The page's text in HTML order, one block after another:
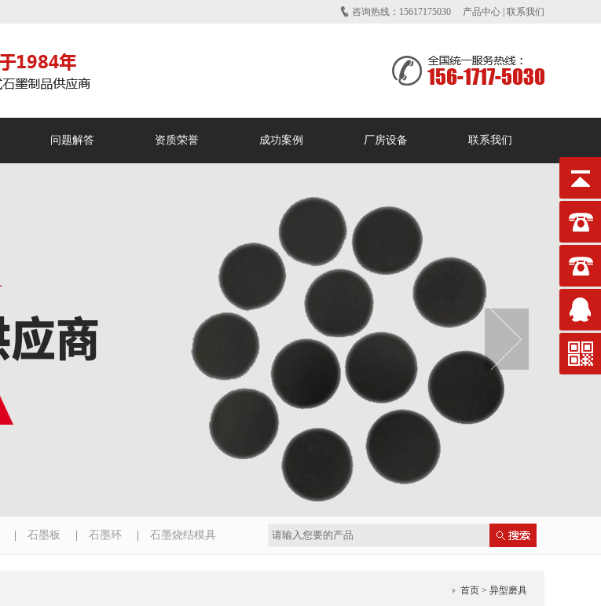
咨询热线：15617175030 产品中心 联系我们
问题解答 资质荣誉 成功案例 厂房设备 联系我们
石墨板 石墨环 石墨烧结模具
首页 > 异型磨具